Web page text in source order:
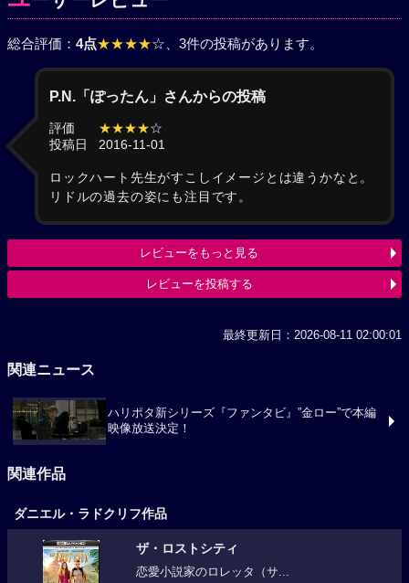
総合評価： 4点★★★★☆ 、3件の投稿があります。
P.N.「ぽったん」さんからの投稿
評価 ★★★★☆
投稿日
2016-11-01
ロックハート先生がすこしイメージとは違うかなと。
リドルの過去の姿にも注目です。
レビューをもっと見る
レビューを投稿する
最終更新日：2026-08-11 02:00:01
関連ニュース
ハリポタ新シリーズ『ファンタビ』”金ロー”で本編
映像放送決定！
関連作品
ダニエル・ラドクリフ作品
ザ・ロストシティ
恋愛小説家のロレッタ（サ...